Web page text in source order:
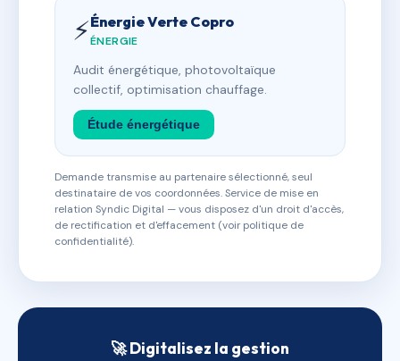
⚡Énergie Verte Copro
ÉNERGIE
Audit énergétique, photovoltaïque
collectif, optimisation chauffage.
Étude énergétique
Demande transmise au partenaire sélectionné, seul
destinataire de vos coordonnées. Service de mise en
relation Syndic Digital — vous disposez d'un droit d'accès,
de rectification et d'effacement (voir politique de
confidentialité).
🚀 Digitalisez la gestion